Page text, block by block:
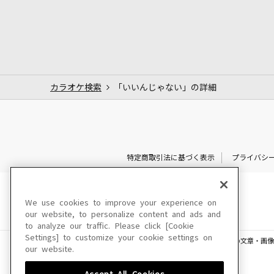
カラオケ検索 「いいんじゃない」の詳細
特定商取引法に基づく表示 プライバシ
このサイトに掲載されている一切の文章・画
We use cookies to improve your experience on
our website, to personalize content and ads and
to analyze our traffic. Please click [Cookie
Settings] to customize your cookie settings on
our website.